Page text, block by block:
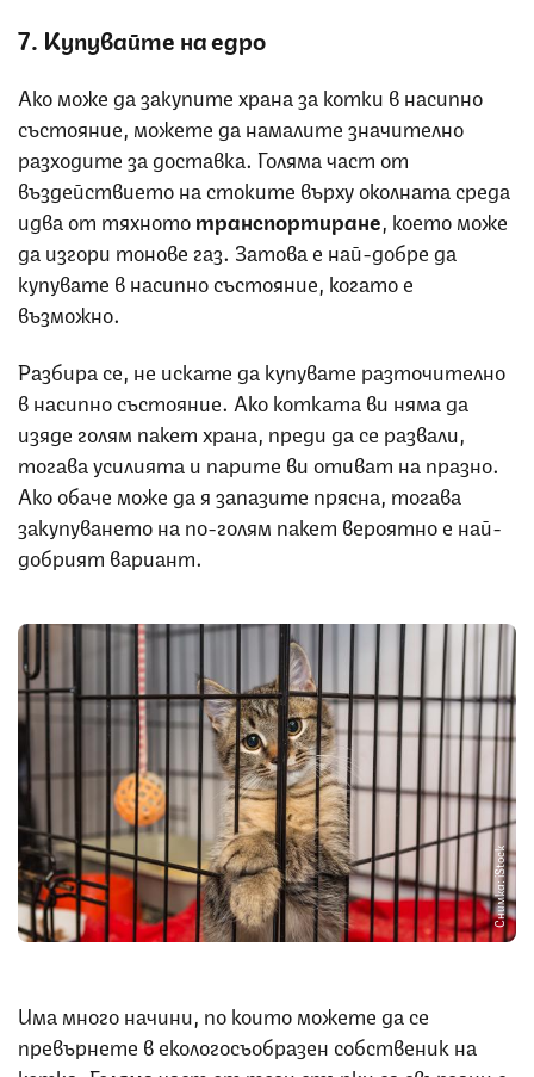
7. Купувайте на едро
Ако може да закупите храна за котки в насипно
състояние, можете да намалите значително
разходите за доставка. Голяма част от
въздействието на стоките върху околната среда
идва от тяхнототранспортиране , което може
да изгори тонове газ. Затова е най-добре да
купувате в насипно състояние, когато е
възможно.
Разбира се, не искате да купувате разточително
в насипно състояние. Ако котката ви няма да
изяде голям пакет храна, преди да се развали,
тогава усилията и парите ви отиват на празно.
Ако обаче може да я запазите прясна, тогава
закупуването на по-голям пакет вероятно е най-
добрият вариант.
Снимка: iStock
Има много начини, по които можете да се
превърнете в екологосъобразен собственик на